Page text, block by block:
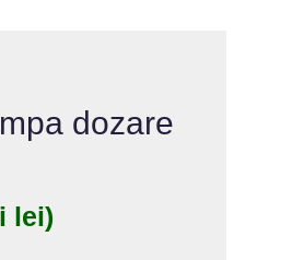
dozare
lei)